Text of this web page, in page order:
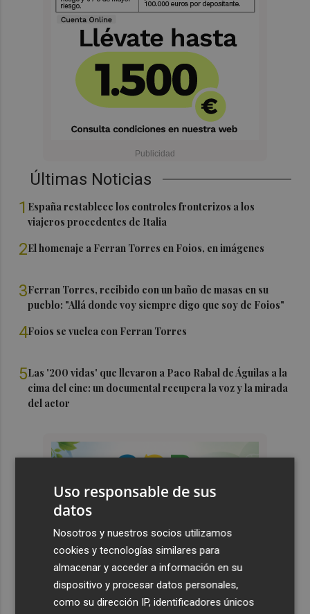
Últimas Noticias
1 España restablece los controles fronterizos a los
viajeros procedentes de Italia
2El homenaje a Ferran Torres en Foios, en imágenes
3Ferran Torres, recibido con un baño de masas en su
pueblo: "Allá donde voy siempre digo que soy de Foios"
4Foios se vuelca con Ferran Torres
5Las '200 vidas' que llevaron a Paco Rabal de Águilas a la
cima del cine: un documental recupera la voz y la mirada
del actor
Uso responsable de sus
datos
Nosotros y nuestros socios utilizamos
cookies y tecnologías similares para
almacenar y acceder a información en su
dispositivo y procesar datos personales,
como su dirección IP, identificadores únicos